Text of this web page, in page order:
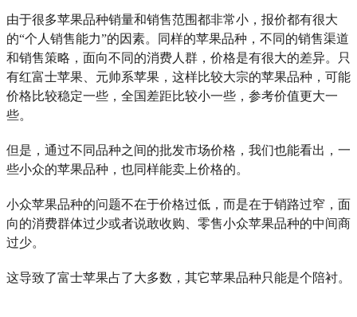
由于很多苹果品种销量和销售范围都非常小，报价都有很大
的“个人销售能力”的因素。同样的苹果品种，不同的销售渠道
和销售策略，面向不同的消费人群，价格是有很大的差异。只
有红富士苹果、元帅系苹果，这样比较大宗的苹果品种，可能
价格比较稳定一些，全国差距比较小一些，参考价值更大一
些。
但是，通过不同品种之间的批发市场价格，我们也能看出，一
些小众的苹果品种，也同样能卖上价格的。
小众苹果品种的问题不在于价格过低，而是在于销路过窄，面
向的消费群体过少或者说敢收购、零售小众苹果品种的中间商
过少。
这导致了富士苹果占了大多数，其它苹果品种只能是个陪衬。